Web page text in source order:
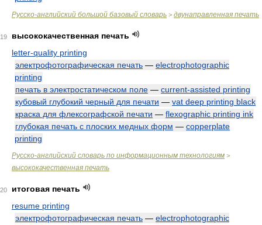
Русско-английский большой базовый словарь > двунаправленная печать
19
высококачественная печать
letter-quality printing
электрофотографическая печать — electrophotographic
printing
печать в электростатическом поле — current-assisted printing
кубовый глубокий черный для печати — vat deep printing black
краска для флексографской печати — flexographic printing ink
глубокая печать с плоских медных форм — copperplate
printing
Русско-английский словарь по информационным технологиям >
высококачественная печать
20
итоговая печать
resume printing
электрофотографическая печать — electrophotographic